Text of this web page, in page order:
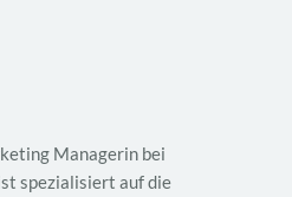
Managerin bei
spezialisiert auf die